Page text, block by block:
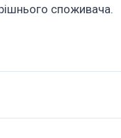
споживача.